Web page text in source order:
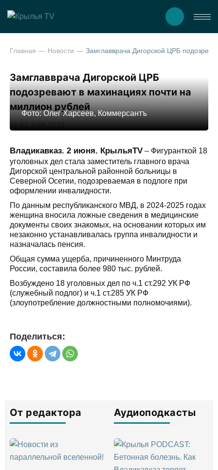
Главная Новости
Замглавврача Дигорской ЦРБ
подозревают в махинациях почти на
миллион рублей
12:32 2.06.2025
Фото: Олег Харсеев, Коммерсантъ
Владикавказ. 2 июня. КрыльяTV – Фигуранткой 18
уголовных дел стала заместитель главного врача
Дигорской центральной районной больницы в
Северной Осетии, подозреваемая в подлоге при
оформлении инвалидности.
По данным республиканского МВД, в 2024-2025 годах
женщина вносила ложные сведения в медицинские
документы своих знакомых, на основании которых им
незаконно устанавливалась группа инвалидности и
назначалась пенсия.
Общая сумма ущерба, причиненного Минтруда
России, составила более 980 тыс. рублей.
Возбуждено 18 уголовных дел по ч.1 ст.292 УК РФ
(служебный подлог) и ч.1 ст.285 УК РФ
(злоупотребление должностными полномочиями).
Поделиться:
От редактора Аудиоподкасты